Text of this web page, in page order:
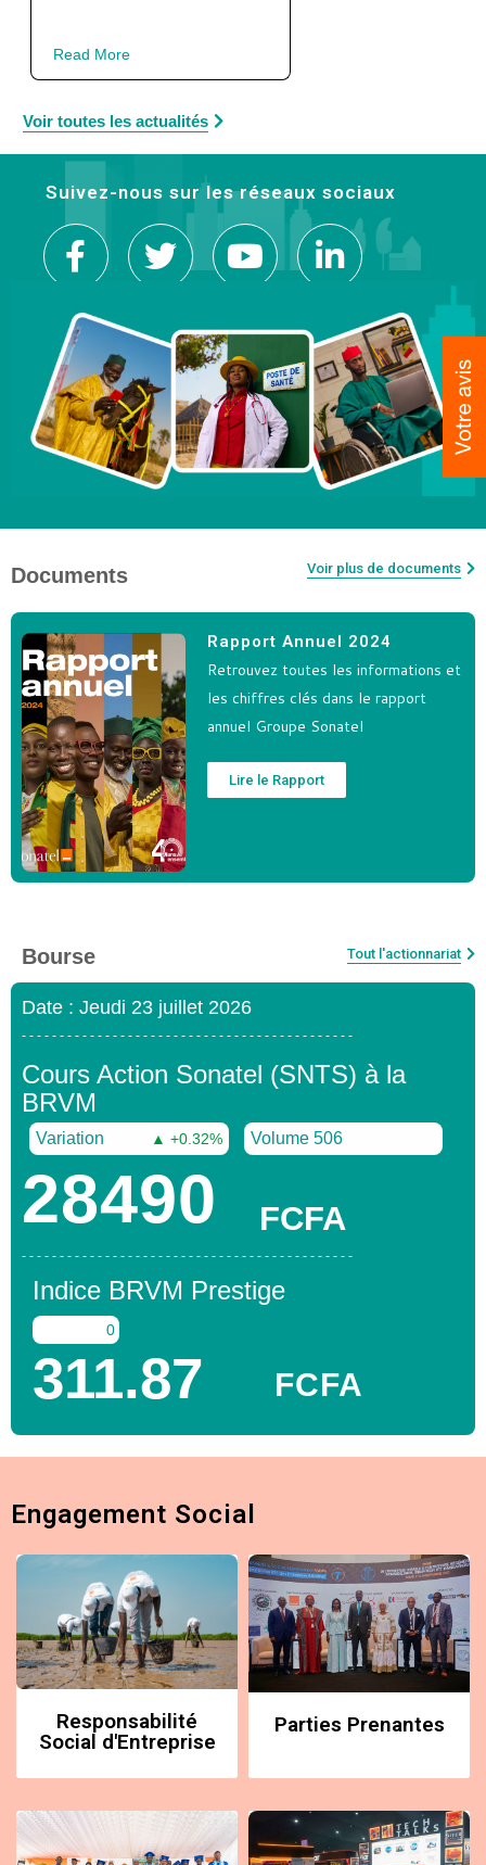
Read More
Voir toutes les actualités
Suivez-nous sur les réseaux sociaux
Tout l'actionnariat
Bourse
Date : Jeudi 23 juillet 2026
- - - - - - - - - - - - - - - - - - - - - - - - - - - - - - - - - - - - - - - - - - - -
Cours Action Sonatel (SNTS) à la
BRVM
28490 FCFA
Variation ▲ +0.32% Volume 506
- - - - - - - - - - - - - - - - - - - - - - - - - - - - - - - - - - - - - - - - - - - -
Indice BRVM Prestige
0
311.87 FCFA
Voir plus de documents
Documents
Rapport Annuel 2024
Retrouvez toutes les informations et
les chiffres clés dans le rapport
annuel Groupe Sonatel
Lire le Rapport
Engagement Social
Responsabilité
Social d'Entreprise
Parties Prenantes